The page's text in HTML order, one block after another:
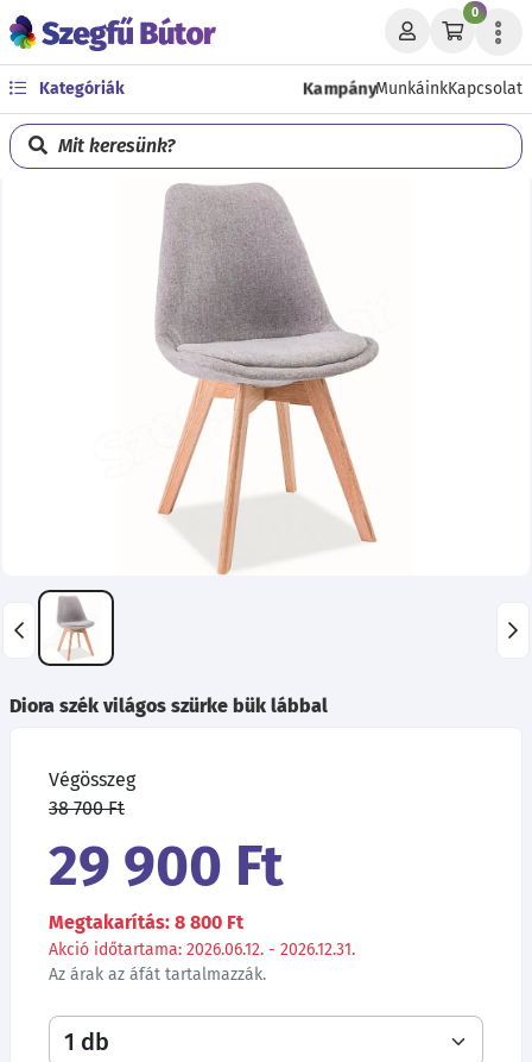
0
Kategóriák KampányMunkáinkKapcsolat
Mit keresünk?
Diora szék világos szürke bük lábbal
Végösszeg
38 700 Ft
29 900 Ft
Megtakarítás: 8 800 Ft
Akció időtartama: 2026.06.12. - 2026.12.31.
Az árak az áfát tartalmazzák.